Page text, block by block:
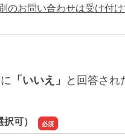
お問い合わせは受け付け
に 「いいえ」 と回答さ
可）